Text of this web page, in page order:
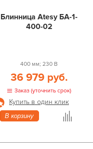
Блинница Atesy БА-1-
400-02
400 мм; 230 В
36 979 руб.
Заказ (уточнить срок)
Купить в один клик
В корзину